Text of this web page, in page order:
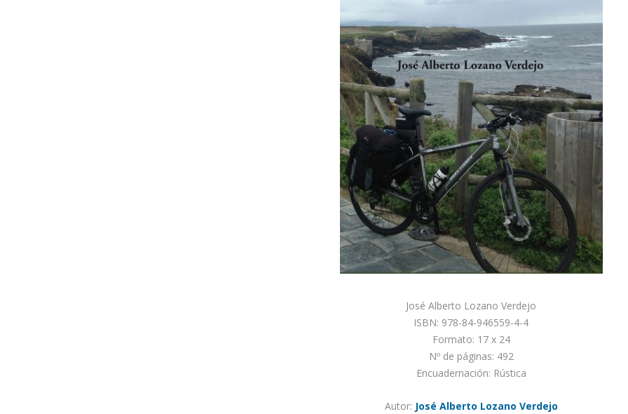
José Alberto Lozano Verdejo
ISBN: 978-84-946559-4-4
Formato: 17 x 24
Nº de páginas: 492
Encuadernación: Rústica
Autor: José Alberto Lozano Verdejo